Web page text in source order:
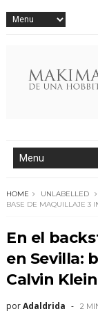
HOME UNLABELLED
BASE DE MAQUILLAJE 3
En el
en Sevilla:
Calvin
porAdaldrida 2